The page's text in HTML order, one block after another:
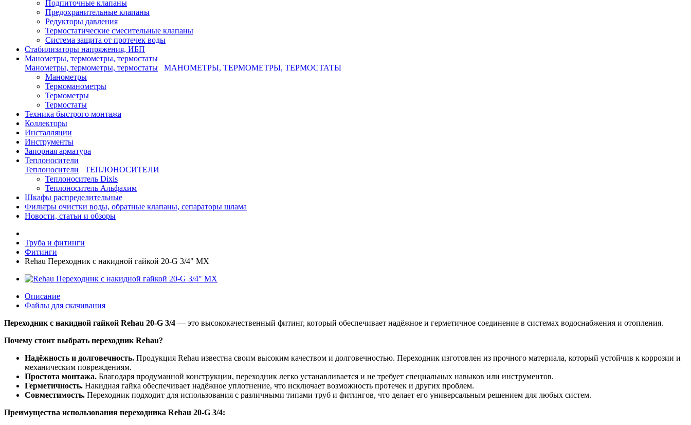
Подпиточные клапаны
Предохранительные клапаны
Редукторы давления
Термостатические смесительные клапаны
Система защита от протечек воды
Стабилизаторы напряжения, ИБП
Манометры, термометры, термостаты
Манометры, термометры, термостаты
МАНОМЕТРЫ, ТЕРМОМЕТРЫ, ТЕРМОСТАТЫ
Манометры
Термоманометры
Термометры
Термостаты
Техника быстрого монтажа
Коллекторы
Инсталляции
Инструменты
Запорная арматура
Теплоносители
Теплоносители
ТЕПЛОНОСИТЕЛИ
Теплоноситель Dixis
Теплоноситель Альфахим
Шкафы распределительные
Фильтры очистки воды, обратные клапаны, сепараторы шлама
Новости, статьи и обзоры
Труба и фитинги
Фитинги
Rehau Переходник с накидной гайкой 20-G 3/4" MX
Описание
Файлы для скачивания
Переходник с накидной гайкой Rehau 20-G 3/4 — это высококачественный фитинг, который обеспечивает надёжное и герметичное соединение в системах водоснабжения и отопления.
Почему стоит выбрать переходник Rehau?
Надёжность и долговечность. Продукция Rehau известна своим высоким качеством и долговечностью. Переходник изготовлен из прочного материала, который устойчив к коррозии и
механическим повреждениям.
Простота монтажа. Благодаря продуманной конструкции, переходник легко устанавливается и не требует специальных навыков или инструментов.
Герметичность. Накидная гайка обеспечивает надёжное уплотнение, что исключает возможность протечек и других проблем.
Совместимость. Переходник подходит для использования с различными типами труб и фитингов, что делает его универсальным решением для любых систем.
Преимущества использования переходника Rehau 20-G 3/4: